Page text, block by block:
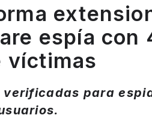
espía con
víctimas
verificadas para